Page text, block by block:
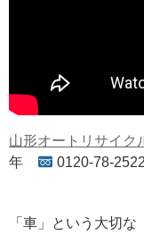
山形オートリサイク
年
0120-78-
「車」という大切